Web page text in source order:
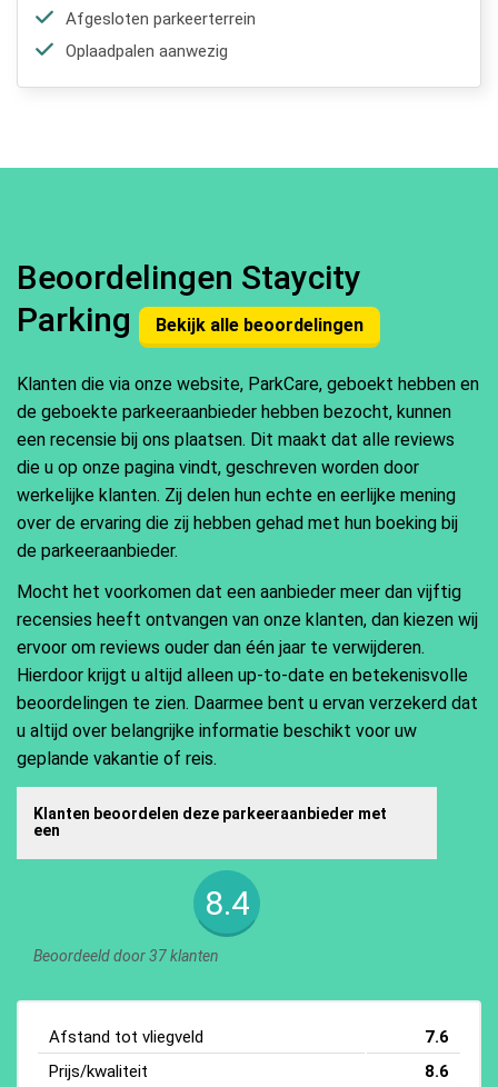
Afgesloten parkeerterrein
Oplaadpalen aanwezig
Beoordelingen Staycity
Parking
Bekijk alle beoordelingen
Klanten die via onze website, ParkCare, geboekt hebben en
de geboekte parkeeraanbieder hebben bezocht, kunnen
een recensie bij ons plaatsen. Dit maakt dat alle reviews
die u op onze pagina vindt, geschreven worden door
werkelijke klanten. Zij delen hun echte en eerlijke mening
over de ervaring die zij hebben gehad met hun boeking bij
de parkeeraanbieder.
Mocht het voorkomen dat een aanbieder meer dan vijftig
recensies heeft ontvangen van onze klanten, dan kiezen wij
ervoor om reviews ouder dan één jaar te verwijderen.
Hierdoor krijgt u altijd alleen up-to-date en betekenisvolle
beoordelingen te zien. Daarmee bent u ervan verzekerd dat
u altijd over belangrijke informatie beschikt voor uw
geplande vakantie of reis.
Klanten beoordelen deze parkeeraanbieder met
een
8.4
Beoordeeld door 37 klanten
Afstand tot vliegveld
7.6
Prijs/kwaliteit
8.6